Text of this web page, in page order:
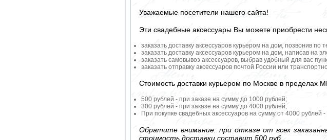
Уважаемые посетители нашего сайта!
Эти свадебные аксессуары Вы можете приобрести
заказать доставку аксессуаров курьером на дом, позвонив по
заказать доставку аксессуаров курьером на дом, написав на
заказать самовывоз аксессуаров, выбрав удобный для вас
заказать отправку аксессуаров почтой России или
Стоимость доставки курьером по Москве в пределах
500 рублей - при заказе на сумму до 1000 рублей;
300 рублей - при заказе на сумму до 4000 рублей;
При покупке свадебных аксессуаров на сумму от 4000 рублей
Обратите внимание: при отказе от всех
стоимость доставки составит 500 руб.